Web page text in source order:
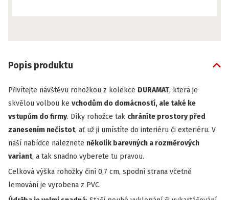
Popis produktu
Přivítejte návštěvu rohožkou z kolekce DURAMAT, která je
skvělou volbou ke vchodům do domácností, ale také ke
vstupům do firmy. Díky rohožce tak chráníte prostory před
zanesením nečistot, ať už ji umístíte do interiéru či exteriéru. V
naší nabídce naleznete několik barevných a rozměrových
variant, a tak snadno vyberete tu pravou.
Celková výška rohožky činí 0,7 cm, spodní strana včetně
lemování je vyrobena z PVC.